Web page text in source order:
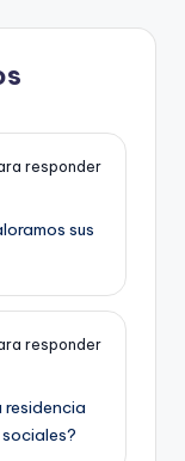
responder
sus
responder
residencia